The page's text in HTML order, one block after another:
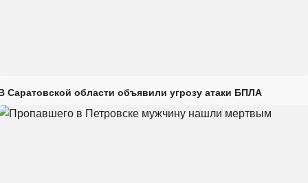
Саратовской области объявили угрозу атаки БПЛА